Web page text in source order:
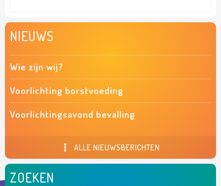
NIEUWS
Wie zijn wij?
Voorlichting borstvoeding
Voorlichtingsavond bevalling
ALLE NIEUWSBERICHTEN
ZOEKEN